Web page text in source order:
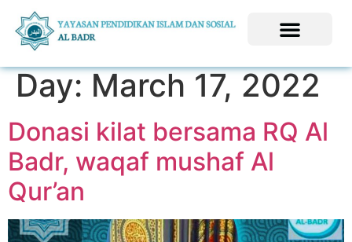
Day: March 17, 2022
Donasi kilat bersama RQ Al
Badr, waqaf mushaf Al
Qur’an